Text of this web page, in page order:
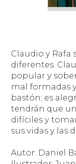
Claudio y
diferentes.
popular y
mal formadas
bastón; es
tendrán que
difíciles y
sus vidas y las
Autor: Daniel